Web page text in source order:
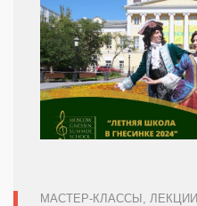
МАСТЕР-КЛАССЫ, ЛЕКЦИИ